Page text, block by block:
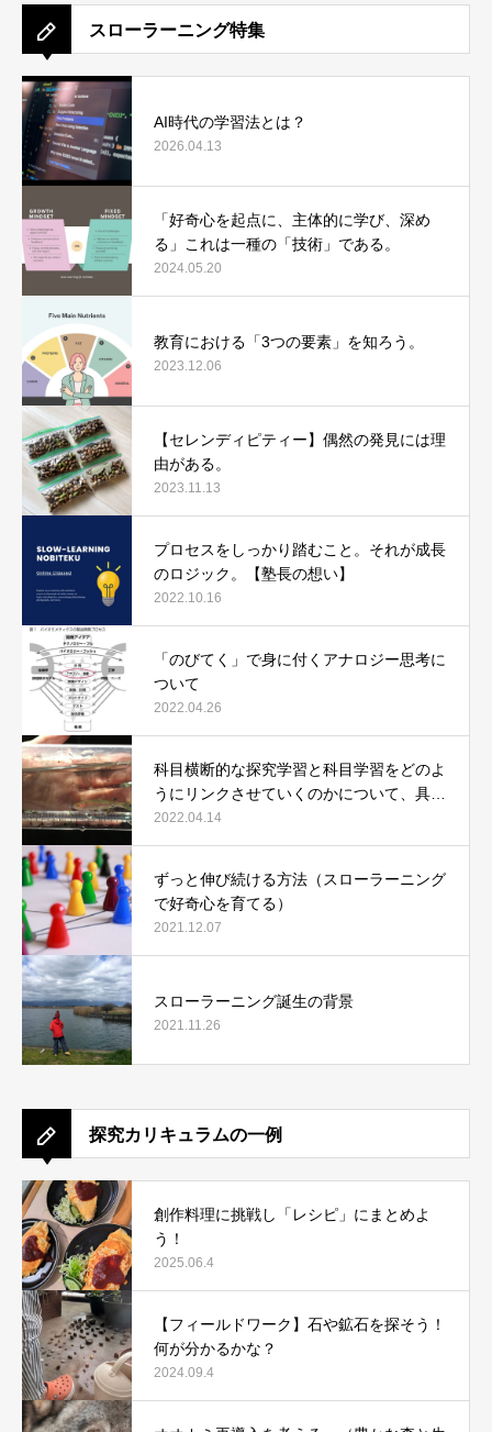
スローラーニング特集
AI時代の学習法とは？
2026.04.13
「好奇心を起点に、主体的に学び、深め
る」これは一種の「技術」である。
2024.05.20
教育における「3つの要素」を知ろう。
2023.12.06
【セレンディピティー】偶然の発見には理
由がある。
2023.11.13
プロセスをしっかり踏むこと。それが成長
のロジック。【塾長の想い】
2022.10.16
「のびてく」で身に付くアナロジー思考に
ついて
2022.04.26
科目横断的な探究学習と科目学習をどのよ
うにリンクさせていくのかについて、具体
例で説明します。
2022.04.14
ずっと伸び続ける方法（スローラーニング
で好奇心を育てる）
2021.12.07
スローラーニング誕生の背景
2021.11.26
探究カリキュラムの一例
創作料理に挑戦し「レシピ」にまとめよ
う！
2025.06.4
【フィールドワーク】石や鉱石を探そう！
何が分かるかな？
2024.09.4